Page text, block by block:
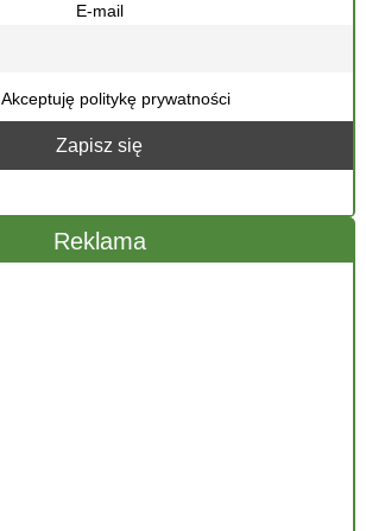
E-mail
Akceptuję politykę prywatności
Reklama